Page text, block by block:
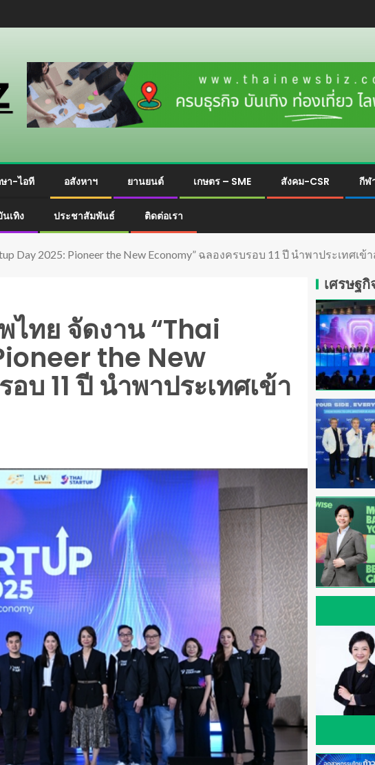
า-ไอที อสังหาฯ ยานยนต์ เกษตร – SME สังคม-CSR กีฬ
เทิง ประชาสัมพันธ์ ติดต่อเรา
Day 2025: Pioneer the New Economy” ฉลองครบรอบ 11 ปี นำพาประเทศเ
ทย จัดงาน “Thai
the New
บ 11 ปี นำพาประเทศเข้า
เศรษฐ